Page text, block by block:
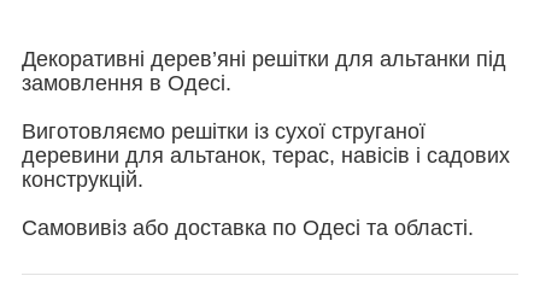
Декоративні дерев’яні решітки для альтанки під
замовлення в Одесі.
Виготовляємо решітки із сухої струганої
деревини для альтанок, терас, навісів і садових
конструкцій.
Самовивіз або доставка по Одесі та області.